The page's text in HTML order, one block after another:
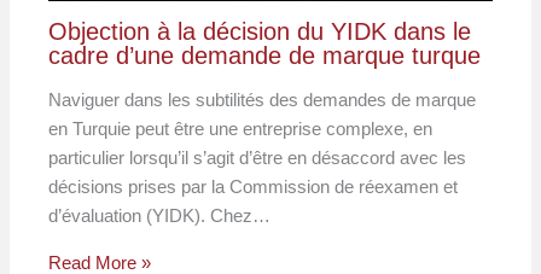
Objection à la décision du YIDK dans le
cadre d’une demande de marque turque
Naviguer dans les subtilités des demandes de marque
en Turquie peut être une entreprise complexe, en
particulier lorsqu’il s’agit d’être en désaccord avec les
décisions prises par la Commission de réexamen et
d’évaluation (YIDK). Chez…
Read More »